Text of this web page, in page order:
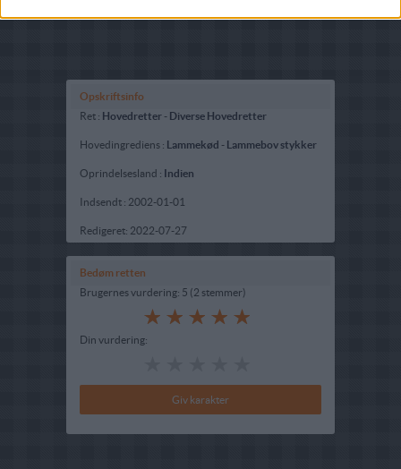
Opskriftsinfo
Ret : Hovedretter - Diverse Hovedretter
Hovedingrediens : Lammekød - Lammebov stykker
Oprindelsesland : Indien
Indsendt : 2002-01-01
Redigeret: 2022-07-27
Bedøm retten
Brugernes vurdering: 5 (2 stemmer)
Din vurdering: